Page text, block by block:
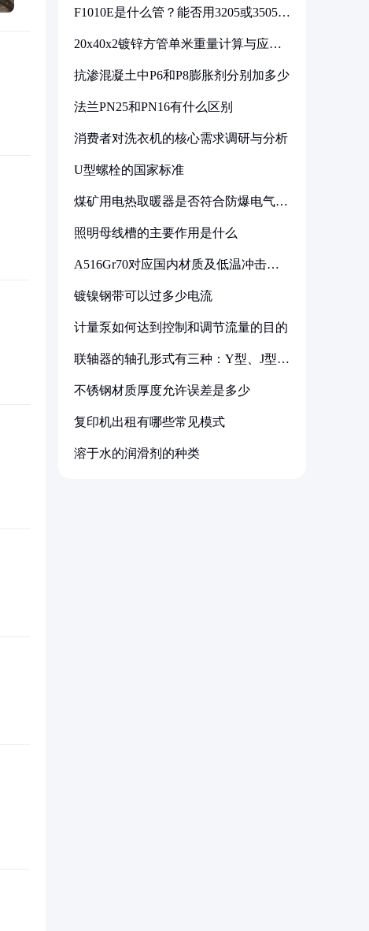
F1010E是什么管？能否用3205或3505代
20x40x2镀锌方管单米重量计算与应用
抗渗混凝土中P6和P8膨胀剂分别加多少
法兰PN25和PN16有什么区别
消费者对洗衣机的核心需求调研与分析
U型螺栓的国家标准
煤矿用电热取暖器是否符合防爆电气设
照明母线槽的主要作用是什么
A516Gr70对应国内材质及低温冲击要
镀镍钢带可以过多少电流
计量泵如何达到控制和调节流量的目的
联轴器的轴孔形式有三种：Y型、J型、
不锈钢材质厚度允许误差是多少
复印机出租有哪些常见模式
溶于水的润滑剂的种类